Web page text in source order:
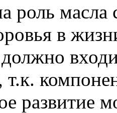
роль масла
в
должно
развитие